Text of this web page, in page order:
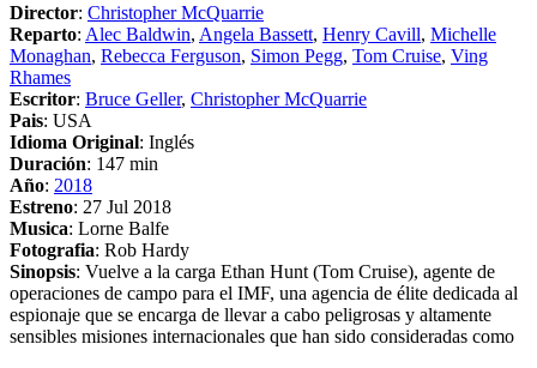
Director: Christopher McQuarrie
Reparto: Alec Baldwin, Angela Bassett, Henry Cavill, Michelle
Monaghan, Rebecca Ferguson, Simon Pegg, Tom Cruise, Ving
Rhames
Escritor: Bruce Geller, Christopher McQuarrie
Pais: USA
Idioma Original: Inglés
Duración: 147 min
Año: 2018
Estreno: 27 Jul 2018
Musica: Lorne Balfe
Fotografia: Rob Hardy
Sinopsis: Vuelve a la carga Ethan Hunt (Tom Cruise), agente de
operaciones de campo para el IMF, una agencia de élite dedicada al
espionaje que se encarga de llevar a cabo peligrosas y altamente
sensibles misiones internacionales que han sido consideradas como